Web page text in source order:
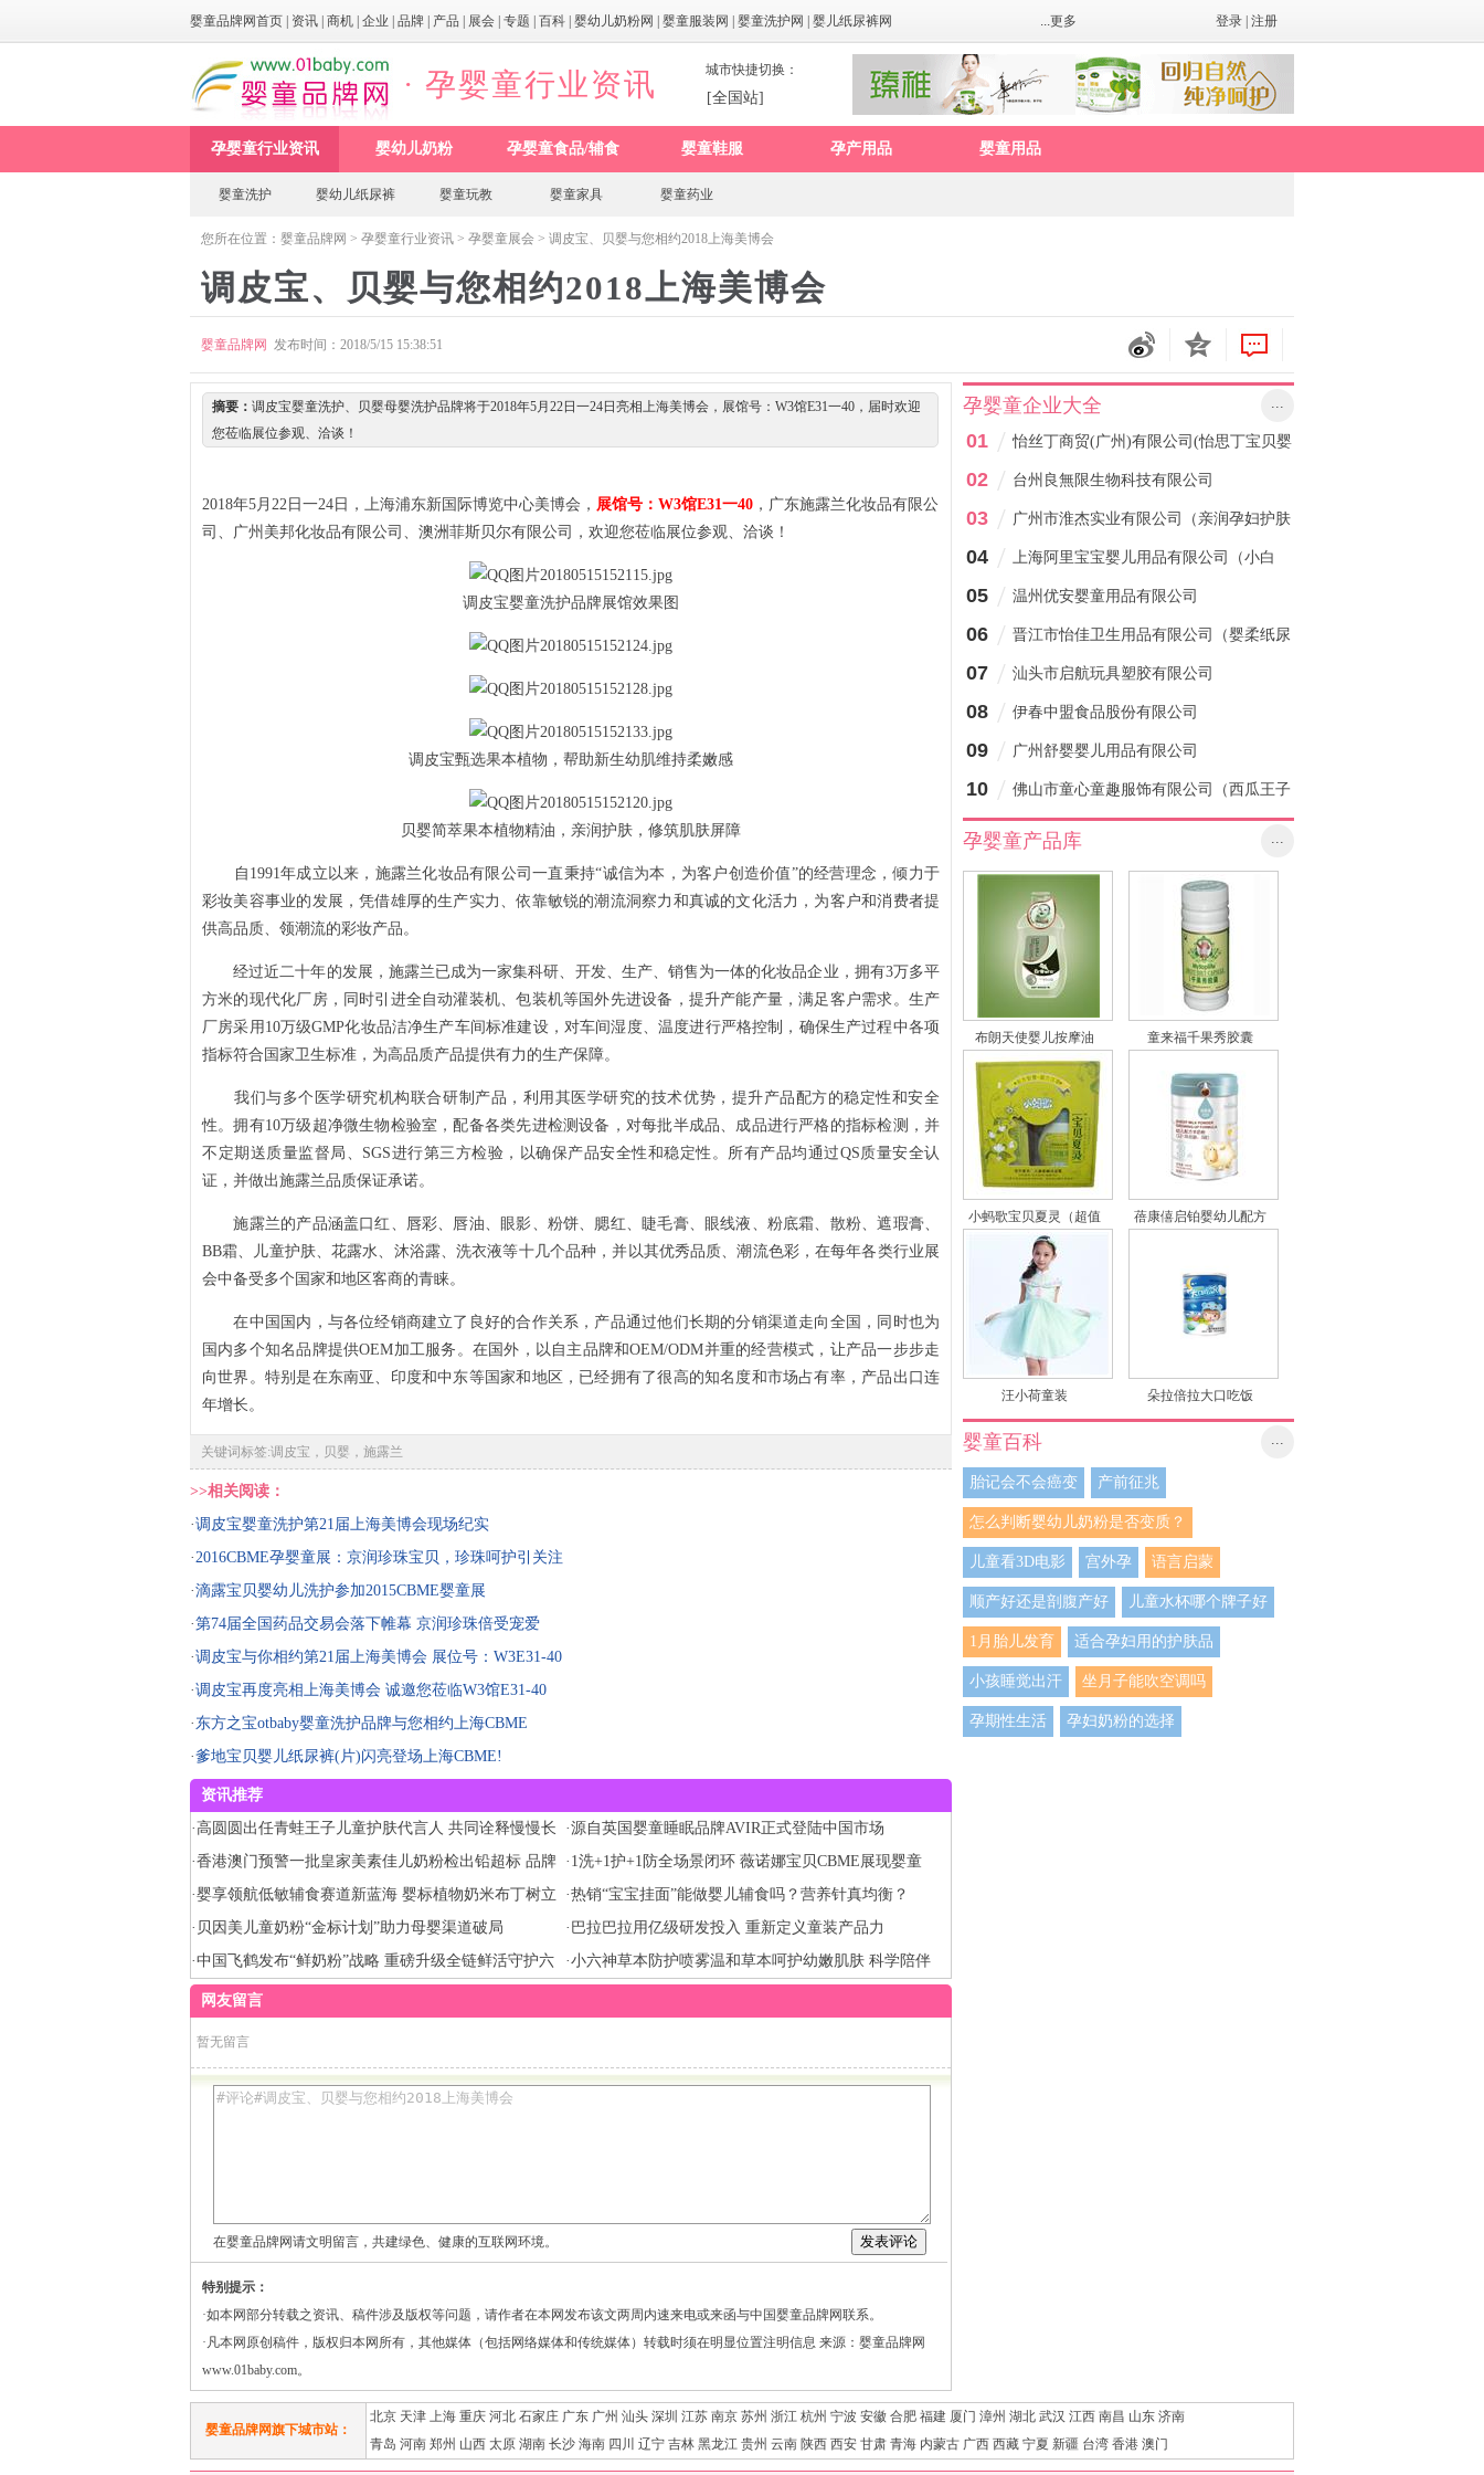
婴童品牌网首页 资讯 商机 企业 品牌 产品 展会 专题 百科 婴幼儿奶粉网 婴童服装网 婴童洗护网 婴儿纸尿裤网 ...更多 登录 注册
· 孕婴童行业资讯 城市快捷切换：
[全国站]
孕婴童行业资讯 婴幼儿奶粉 孕婴童食品/辅食 婴童鞋服 孕产用品 婴童用品
婴童洗护 婴幼儿纸尿裤 婴童玩教 婴童家具 婴童药业
您所在位置： 婴童品牌网 > 孕婴童行业资讯 > 孕婴童展会 > 调皮宝、贝婴与您相约2018上海美博会
调皮宝、贝婴与您相约2018上海美博会
婴童品牌网 发布时间：2018/5/15 15:38:51
摘要： 调皮宝婴童洗护、贝婴母婴洗护品牌将于2018年5月22日一24日亮相上海美博会，展馆号：W3馆E31一40，届时欢迎
您莅临展位参观、洽谈！
2018年5月22日一24日，上海浦东新国际博览中心美博会， 展馆号：W3馆E31一40 ，广东施露兰化妆品有限公
司、广州美邦化妆品有限公司、澳洲菲斯贝尔有限公司，欢迎您莅临展位参观、洽谈！
调皮宝婴童洗护品牌展馆效果图
调皮宝甄选果本植物，帮助新生幼肌维持柔嫩感
贝婴简萃果本植物精油，亲润护肤，修筑肌肤屏障
自1991年成立以来，施露兰化妆品有限公司一直秉持“诚信为本，为客户创造价值”的经营理念，倾力于
彩妆美容事业的发展，凭借雄厚的生产实力、依靠敏锐的潮流洞察力和真诚的文化活力，为客户和消费者提
供高品质、领潮流的彩妆产品。
经过近二十年的发展，施露兰已成为一家集科研、开发、生产、销售为一体的化妆品企业，拥有3万多平
方米的现代化厂房，同时引进全自动灌装机、包装机等国外先进设备，提升产能产量，满足客户需求。生产
厂房采用10万级GMP化妆品洁净生产车间标准建设，对车间湿度、温度进行严格控制，确保生产过程中各项
指标符合国家卫生标准，为高品质产品提供有力的生产保障。
我们与多个医学研究机构联合研制产品，利用其医学研究的技术优势，提升产品配方的稳定性和安全
性。拥有10万级超净微生物检验室，配备各类先进检测设备，对每批半成品、成品进行严格的指标检测，并
不定期送质量监督局、SGS进行第三方检验，以确保产品安全性和稳定性。所有产品均通过QS质量安全认
证，并做出施露兰品质保证承诺。
施露兰的产品涵盖口红、唇彩、唇油、眼影、粉饼、腮红、睫毛膏、眼线液、粉底霜、散粉、遮瑕膏、
BB霜、儿童护肤、花露水、沐浴露、洗衣液等十几个品种，并以其优秀品质、潮流色彩，在每年各类行业展
会中备受多个国家和地区客商的青睐。
在中国国内，与各位经销商建立了良好的合作关系，产品通过他们长期的分销渠道走向全国，同时也为
国内多个知名品牌提供OEM加工服务。在国外，以自主品牌和OEM/ODM并重的经营模式，让产品一步步走
向世界。特别是在东南亚、印度和中东等国家和地区，已经拥有了很高的知名度和市场占有率，产品出口连
年增长。
关键词标签:调皮宝，贝婴，施露兰
>>相关阅读：
·调皮宝婴童洗护第21届上海美博会现场纪实
·2016CBME孕婴童展：京润珍珠宝贝，珍珠呵护引关注
·滴露宝贝婴幼儿洗护参加2015CBME婴童展
·第74届全国药品交易会落下帷幕 京润珍珠倍受宠爱
·调皮宝与你相约第21届上海美博会 展位号：W3E31-40
·调皮宝再度亮相上海美博会 诚邀您莅临W3馆E31-40
· 东方之宝otbaby婴童洗护品牌与您相约上海CBME
·爹地宝贝婴儿纸尿裤(片)闪亮登场上海CBME!
资讯推荐
· 高圆圆出任青蛙王子儿童护肤代言人 共同诠释慢慢长
大更强大的育儿主张
·源自英国婴童睡眠品牌AVIR正式登陆中国市场
·香港澳门预警一批皇家美素佳儿奶粉检出铅超标 品牌
方称符合食品安全标准
· 1洗+1护+1防全场景闭环 薇诺娜宝贝CBME展现婴童
护理新范式
·婴享领航低敏辅食赛道新蓝海 婴标植物奶米布丁树立
行业安全新标杆
·热销“宝宝挂面”能做婴儿辅食吗？营养针真均衡？
· 贝因美儿童奶粉“金标计划”助力母婴渠道破局 · 巴拉巴拉用亿级研发投入 重新定义童装产品力
·中国飞鹤发布“鲜奶粉”战略 重磅升级全链鲜活守护六
大保障
·小六神草本防护喷雾温和草本呵护幼嫩肌肤 科学陪伴
网友留言
暂无留言
在婴童品牌网请文明留言，共建绿色、健康的互联网环境。
特别提示：
·如本网部分转载之资讯、稿件涉及版权等问题，请作者在本网发布该文两周内速来电或来函与中国婴童品牌网联系。
·凡本网原创稿件，版权归本网所有，其他媒体（包括网络媒体和传统媒体）转载时须在明显位置注明信息 来源：婴童品牌网
www.01baby.com。
...
孕婴童企业大全
怡丝丁商贸(广州)有限公司(怡思丁宝贝婴
童护肤)
01 /
台州良無限生物科技有限公司
02 /
广州市淮杰实业有限公司（亲润孕妇护肤
品）
03 /
上海阿里宝宝婴儿用品有限公司（小白
熊）
04 /
温州优安婴童用品有限公司
05 /
晋江市怡佳卫生用品有限公司（婴柔纸尿
裤）
06 /
汕头市启航玩具塑胶有限公司
07 /
伊春中盟食品股份有限公司
08 /
广州舒婴婴儿用品有限公司
09 /
佛山市童心童趣服饰有限公司（西瓜王子
童装）
10 /
...
孕婴童产品库
布朗天使婴儿按摩油
（橄榄油）
童来福千果秀胶囊
小蚂歌宝贝夏灵（超值
装）
蓓康僖启铂婴幼儿配方
汪小荷童装 朵拉倍拉大口吃饭
...
婴童百科
胎记会不会癌变 产前征兆
怎么判断婴幼儿奶粉是否变质？
儿童看3D电影 宫外孕 语言启蒙
顺产好还是剖腹产好 儿童水杯哪个牌子好
1月胎儿发育 适合孕妇用的护肤品
小孩睡觉出汗 坐月子能吹空调吗
孕期性生活 孕妇奶粉的选择
婴童品牌网旗下城市站：
北京 天津 上海 重庆 河北 石家庄 广东 广州 汕头 深圳 江苏 南京 苏州 浙江 杭州 宁波 安徽 合肥 福建 厦门 漳州 湖北 武汉 江西 南昌 山东 济南
青岛 河南 郑州 山西 太原 湖南 长沙 海南 四川 辽宁 吉林 黑龙江 贵州 云南 陕西 西安 甘肃 青海 内蒙古 广西 西藏 宁夏 新疆 台湾 香港 澳门